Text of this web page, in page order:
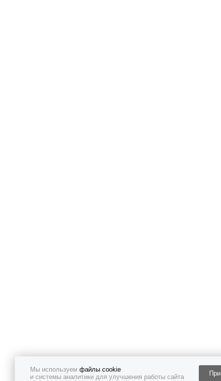
Мы используем файлы cookie
и системы аналитики для улучшения работы сайта